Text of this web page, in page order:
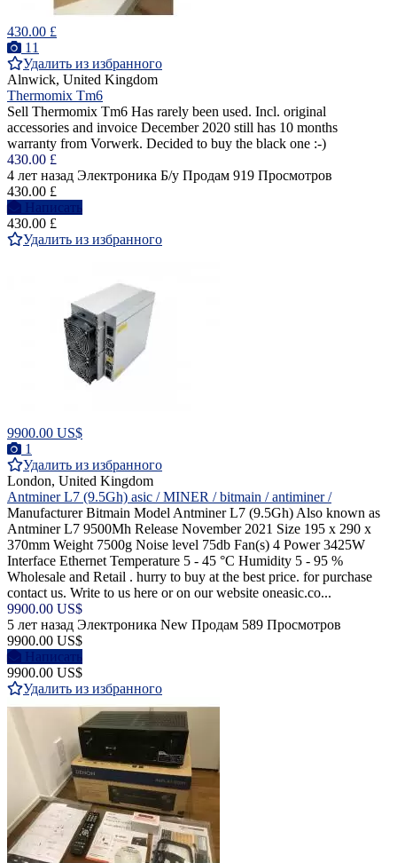
430.00 £
11
Удалить из избранного
Alnwick, United Kingdom
Thermomix Tm6
Sell Thermomix Tm6 Has rarely been used. Incl. original
accessories and invoice December 2020 still has 10 months
warranty from Vorwerk. Decided to buy the black one :-)
430.00 £
4 лет назад Электроника Б/у Продам 919 Просмотров
430.00 £
Написать
430.00 £
Удалить из избранного
9900.00 US$
1
Удалить из избранного
London, United Kingdom
Antminer L7 (9.5Gh) asic / MINER / bitmain / antiminer /
Manufacturer Bitmain Model Antminer L7 (9.5Gh) Also known as
Antminer L7 9500Mh Release November 2021 Size 195 x 290 x
370mm Weight 7500g Noise level 75db Fan(s) 4 Power 3425W
Interface Ethernet Temperature 5 - 45 °C Humidity 5 - 95 %
Wholesale and Retail . hurry to buy at the best price. for purchase
contact us. Write to us here or on our website oneasic.co...
9900.00 US$
5 лет назад Электроника New Продам 589 Просмотров
9900.00 US$
Написать
9900.00 US$
Удалить из избранного